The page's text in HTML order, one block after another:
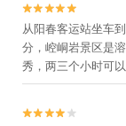


从阳春客运站坐车
分，崆峒岩景区是
秀，两三个小时可

